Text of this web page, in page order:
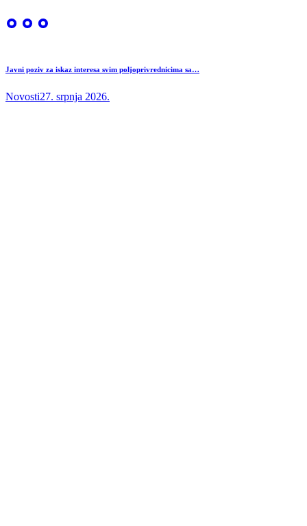
Javni poziv za iskaz interesa svim poljoprivrednicima sa…
Novosti27. srpnja 2026.